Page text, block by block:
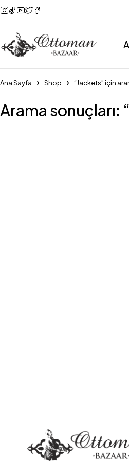
Ana Sayfa Shop “Jackets” için
Arama sonuçları: